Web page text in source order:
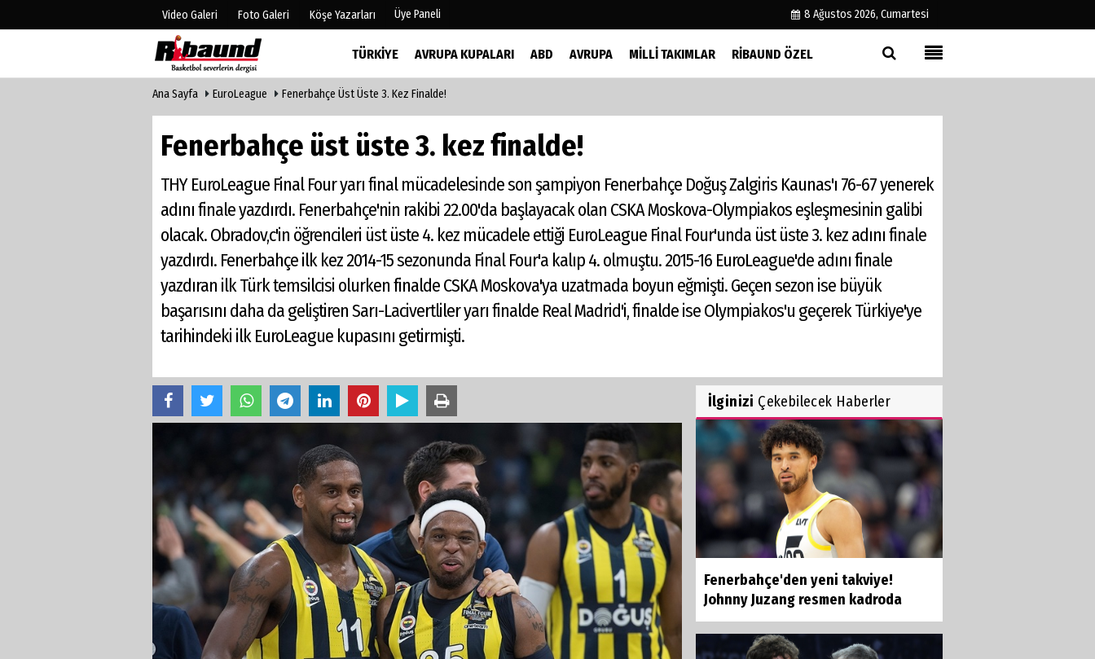
Video Galeri Foto Galeri Köşe Yazarları Üye Paneli 8 Ağustos 2026, Cumartesi
TÜRKIYE AVRUPA KUPALARI ABD AVRUPA MILLI TAKIMLAR RIBAUND ÖZEL
Hava Durumu
Anketler
Foto Galeri
Ana Sayfa EuroLeague Fenerbahçe Üst Üste 3. Kez Finalde!
Fenerbahçe üst üste 3. kez finalde!
THY EuroLeague Final Four yarı final mücadelesinde son şampiyon Fenerbahçe Doğuş Zalgiris Kaunas'ı 76-67 yenerek
adını finale yazdırdı. Fenerbahçe'nin rakibi 22.00'da başlayacak olan CSKA Moskova-Olympiakos eşleşmesinin galibi
olacak. Obradov,c'in öğrencileri üst üste 4. kez mücadele ettiği EuroLeague Final Four'unda üst üste 3. kez adını finale
yazdırdı. Fenerbahçe ilk kez 2014-15 sezonunda Final Four'a kalıp 4. olmuştu. 2015-16 EuroLeague'de adını finale
yazdıran ilk Türk temsilcisi olurken finalde CSKA Moskova'ya uzatmada boyun eğmişti. Geçen sezon ise büyük
başarısını daha da geliştiren Sarı-Lacivertliler yarı finalde Real Madrid'i, finalde ise Olympiakos'u geçerek Türkiye'ye
tarihindeki ilk EuroLeague kupasını getirmişti.
İlginizi Çekebilecek Haberler
Fenerbahçe'den yeni takviye!
Johnny Juzang resmen kadroda